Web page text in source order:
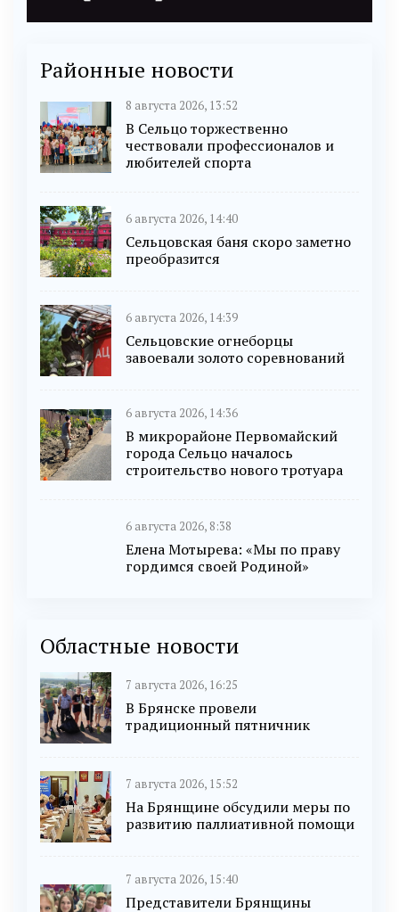
Районные новости
8 августа 2026, 13:52
В Сельцо торжественно
чествовали профессионалов и
любителей спорта
6 августа 2026, 14:40
Сельцовская баня скоро заметно
преобразится
6 августа 2026, 14:39
Сельцовские огнеборцы
завоевали золото соревнований
6 августа 2026, 14:36
В микрорайоне Первомайский
города Сельцо началось
строительство нового тротуара
6 августа 2026, 8:38
Елена Мотырева: «Мы по праву
гордимся своей Родиной»
Областные новости
7 августа 2026, 16:25
В Брянске провели
традиционный пятничник
7 августа 2026, 15:52
На Брянщине обсудили меры по
развитию паллиативной помощи
7 августа 2026, 15:40
Представители Брянщины